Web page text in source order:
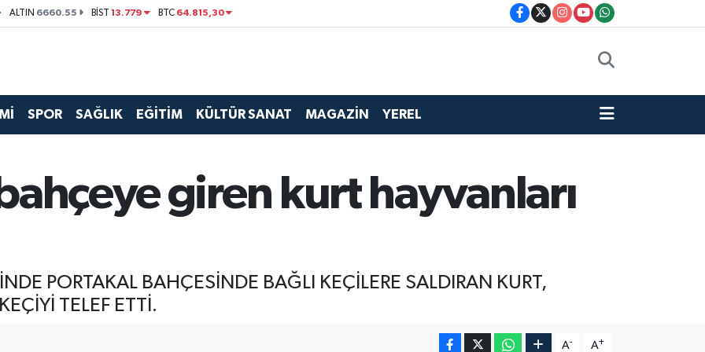
ALTIN 6660.55 BİST13.779 BTC 64.815,30
SPOR SAĞLIK EĞİTİM KÜLTÜR SANAT MAGAZİN YEREL
giren kurt hayvanları
PORTAKAL BAHÇESİNDE BAĞLI KEÇİLERE SALDIRAN KURT,
TELEF ETTİ.
A- A+